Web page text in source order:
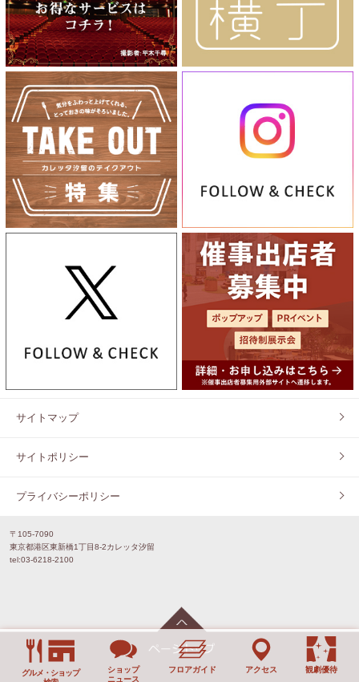
サイトマップ
サイトポリシー
プライバシーポリシー
〒105-7090
東京都港区東新橋1丁目8-2カレッタ汐留
tel:03-6218-2100
グルメ・ショップ
ショップ
ニュース
フロアガイド アクセス 観劇優待